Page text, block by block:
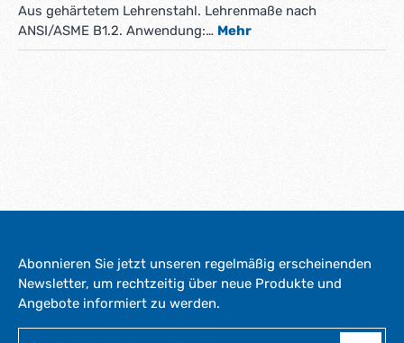
Aus gehärtetem Lehrenstahl. Lehrenmaße nach
ANSI/ASME B1.2. Anwendung:… Mehr
Abonnieren Sie jetzt unseren regelmäßig erscheinenden
Newsletter, um rechtzeitig über neue Produkte und
Angebote informiert zu werden.